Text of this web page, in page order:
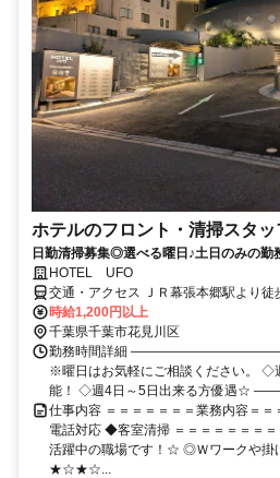
ホテルのフロント・清掃スタッ
日勤清掃募集◎選べる曜日♪土日のみの勤
HOTEL UFO
交通・アクセス ＪＲ幕張本郷駅より徒
時給1,200円以上
千葉県千葉市花見川区
勤務時間詳細
※曜日はお気軽にご相談ください。 ◇
能！ ◇週4日～5日出来る方優
仕事内容 ＝＝＝＝＝＝＝業務内容＝
電話対応 ◆客室清掃 ＝＝＝＝＝＝＝
活躍中の職場です！☆ ◎Ｗワークや掛
★☆★☆...